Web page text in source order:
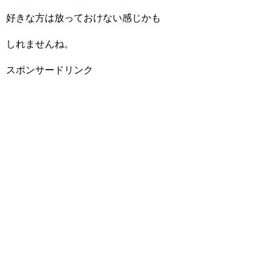
好きな方は放っておけない感じかも
しれませんね。
スポンサードリンク